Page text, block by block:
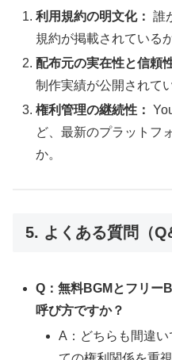
利用規約の明文化： 誰
規約が掲載されているか
配布元の実在性と信頼
制作実績が公開されて
権利管理の継続性：
ど、最新のプラットフ
か。
5. よくある質問（
Q：無料BGMとフリー
呼び方ですか？
A：どちらも間違